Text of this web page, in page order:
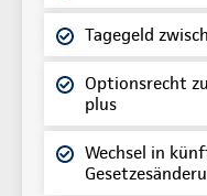
Tagegeld
Optionsrecht
plus
Wechsel in